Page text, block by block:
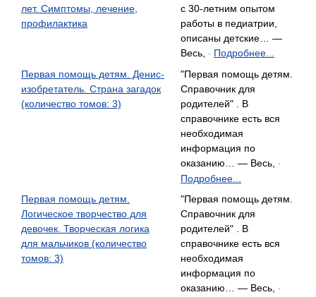
лет. Симптомы, лечение,
профилактика
с 30-летним опытом
работы в педиатрии,
описаны детские… —
Весь,
- Подробнее...
Первая помощь детям. Денис-
изобретатель. Страна загадок
(количество томов: 3)
"Первая помощь детям.
Справочник для
родителей" . В
справочнике есть вся
необходимая
информация по
оказанию… — Весь,
-
Подробнее...
Первая помощь детям.
Логическое творчество для
девочек. Творческая логика
для мальчиков (количество
томов: 3)
"Первая помощь детям.
Справочник для
родителей" . В
справочнике есть вся
необходимая
информация по
оказанию… — Весь,
-